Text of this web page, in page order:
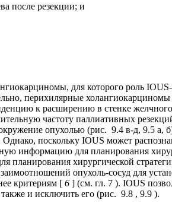
после резекции; и
для которого роль
перихилярные
к расширению в стенке
частоту паллиативных
опухолью (рис. 9.4 в-д, 9.5 а,
Однако, поскольку IOUS может
информацию для планирования
хирургической
опухоль-сосуд для
критериям [ 6 ] (см. гл. 7 ). IOUS
и исключить его (рис. 9.8 , 9.9 ).